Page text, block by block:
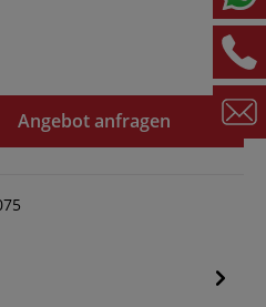
Angebot anfragen